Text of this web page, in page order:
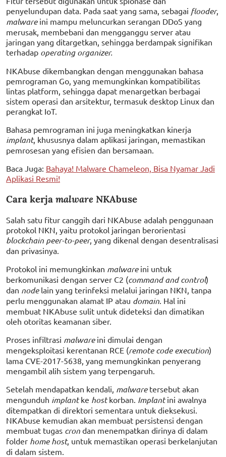
penyelundupan data. Pada saat yang sama, sebagai flooder,
malware ini mampu meluncurkan serangan DDoS yang
merusak, membebani dan mengganggu server atau
jaringan yang ditargetkan, sehingga berdampak signifikan
terhadap operating organizer.
NKAbuse dikembangkan dengan menggunakan bahasa
pemrograman Go, yang memungkinkan kompatibilitas
lintas platform, sehingga dapat menargetkan berbagai
sistem operasi dan arsitektur, termasuk desktop Linux dan
perangkat IoT.
Bahasa pemrograman ini juga meningkatkan kinerja
implant, khususnya dalam aplikasi jaringan, memastikan
pemrosesan yang efisien dan bersamaan.
Baca Juga: Bahaya! Malware Chameleon, Bisa Nyamar Jadi
Aplikasi Resmi!
Cara kerja malware NKAbuse
Salah satu fitur canggih dari NKAbuse adalah penggunaan
protokol NKN, yaitu protokol jaringan berorientasi
blockchain peer-to-peer, yang dikenal dengan desentralisasi
dan privasinya.
Protokol ini memungkinkan malware ini untuk
berkomunikasi dengan server C2 (command and control)
dan node lain yang terinfeksi melalui jaringan NKN, tanpa
perlu menggunakan alamat IP atau domain . Hal ini
membuat NKAbuse sulit untuk dideteksi dan dimatikan
oleh otoritas keamanan siber.
Proses infiltrasi malware ini dimulai dengan
mengeksploitasi kerentanan RCE (remote code execution)
lama CVE-2017-5638, yang memungkinkan penyerang
mengambil alih sistem yang terpengaruh.
Setelah mendapatkan kendali, malware tersebut akan
mengunduh implantke hostkorban. Implantini awalnya
ditempatkan di direktori sementara untuk dieksekusi.
NKAbuse kemudian akan membuat persistensi dengan
membuat tugas cron dan menempatkan dirinya di dalam
folder home host, untuk memastikan operasi berkelanjutan
di dalam sistem.